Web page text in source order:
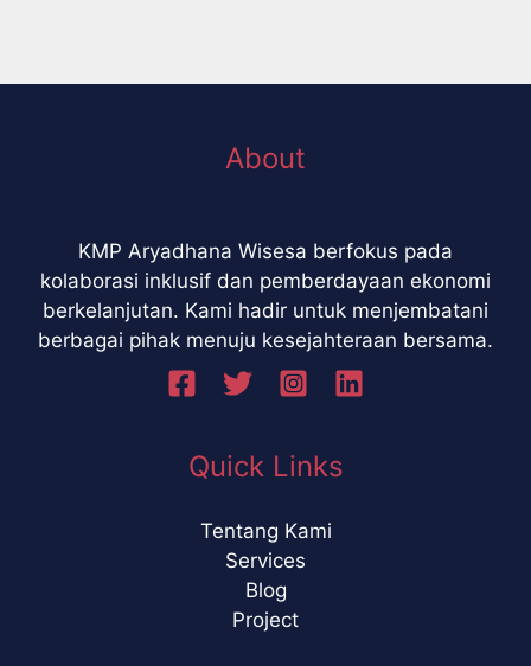
About
KMP Aryadhana Wisesa berfokus pada
kolaborasi inklusif dan pemberdayaan ekonomi
berkelanjutan. Kami hadir untuk menjembatani
berbagai pihak menuju kesejahteraan bersama.
Quick Links
Tentang Kami
Services
Blog
Project